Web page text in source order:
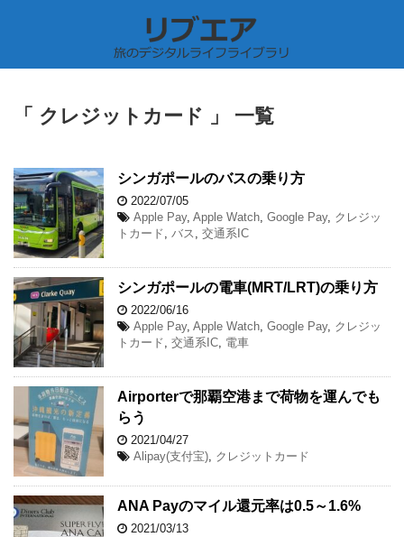
「 クレジットカード 」 一覧
シンガポールのバスの乗り方
2022/07/05
Apple Pay, Apple Watch, Google Pay, クレジッ
トカード, バス , 交通系IC
シンガポールの電車(MRT/LRT)の乗り方
2022/06/16
Apple Pay, Apple Watch, Google Pay, クレジッ
トカード, 交通系IC, 電車
Airporterで那覇空港まで荷物を運んでも
らう
2021/04/27
Alipay(支付宝), クレジットカード
ANA Payのマイル還元率は0.5～1.6%
2021/03/13